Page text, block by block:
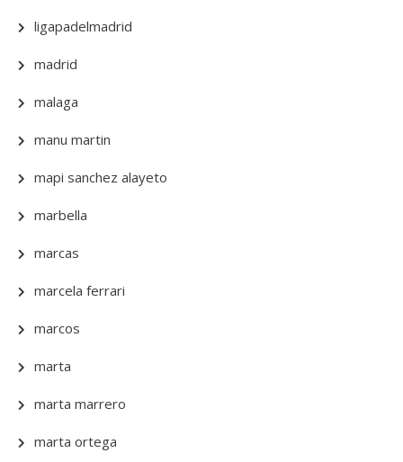
ligapadelmadrid
madrid
malaga
manu martin
mapi sanchez alayeto
marbella
marcas
marcela ferrari
marcos
marta
marta marrero
marta ortega